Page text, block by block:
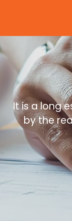
It is a long
by the